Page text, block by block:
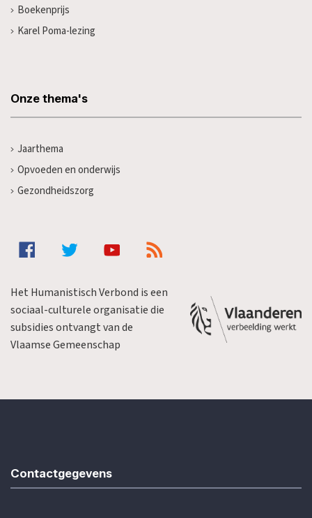
Boekenprijs
Karel Poma-lezing
Onze thema's
Jaarthema
Opvoeden en onderwijs
Gezondheidszorg
Het Humanistisch Verbond is een
sociaal-culturele organisatie die
subsidies ontvangt van de
Vlaamse Gemeenschap
Contactgegevens